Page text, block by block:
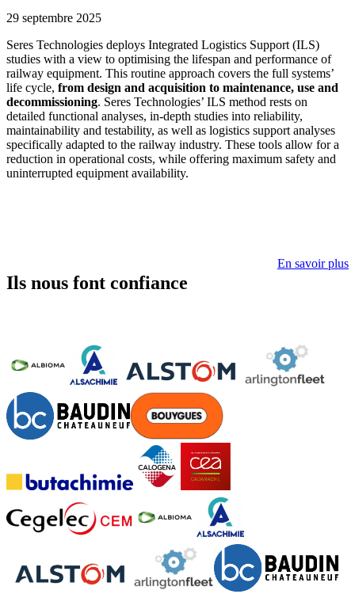
29 septembre 2025
Seres Technologies deploys Integrated Logistics Support (ILS)
studies with a view to optimising the lifespan and performance of
railway equipment. This routine approach covers the full systems’
life cycle, from design and acquisition to maintenance, use and
decommissioning. Seres Technologies’ ILS method rests on
detailed functional analyses, in-depth studies into reliability,
maintainability and testability, as well as logistics support analyses
specifically adapted to the railway industry. These tools allow for a
reduction in operational costs, while offering maximum safety and
uninterrupted equipment availability.
Ils nous font confiance
En savoir plus